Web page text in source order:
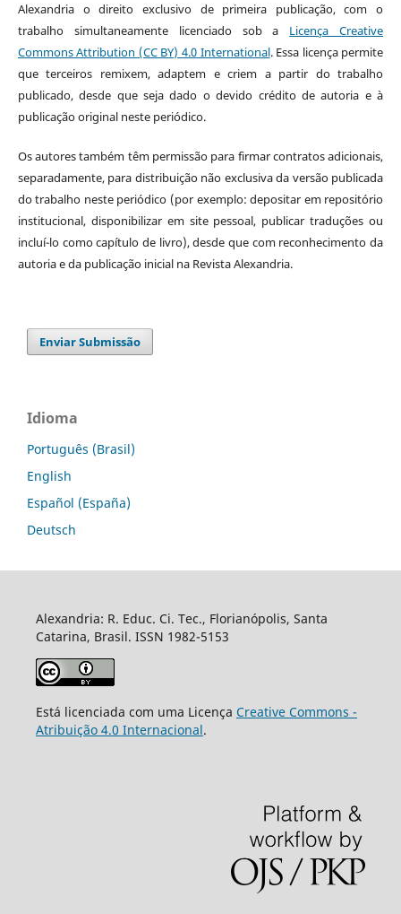
Alexandria o direito exclusivo de primeira publicação, com o
trabalho simultaneamente licenciado sob a Licença Creative
Commons Attribution (CC BY) 4.0 International. Essa licença permite
que terceiros remixem, adaptem e criem a partir do trabalho
publicado, desde que seja dado o devido crédito de autoria e à
publicação original neste periódico.
Os autores também têm permissão para firmar contratos adicionais,
separadamente, para distribuição não exclusiva da versão publicada
do trabalho neste periódico (por exemplo: depositar em repositório
institucional, disponibilizar em site pessoal, publicar traduções ou
incluí-lo como capítulo de livro), desde que com reconhecimento da
autoria e da publicação inicial na Revista Alexandria.
Enviar Submissão
Idioma
Português (Brasil)
English
Español (España)
Deutsch
Alexandria: R. Educ. Ci. Tec., Florianópolis, Santa
Catarina, Brasil. ISSN 1982-5153
Está licenciada com uma Licença Creative Commons -
Atribuição 4.0 Internacional.